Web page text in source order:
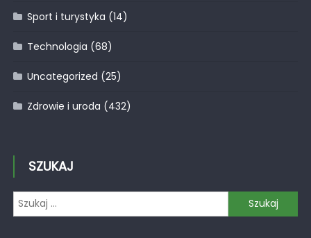
Sport i turystyka (14)
Technologia (68)
Uncategorized (25)
Zdrowie i uroda (432)
SZUKAJ
Szukaj: